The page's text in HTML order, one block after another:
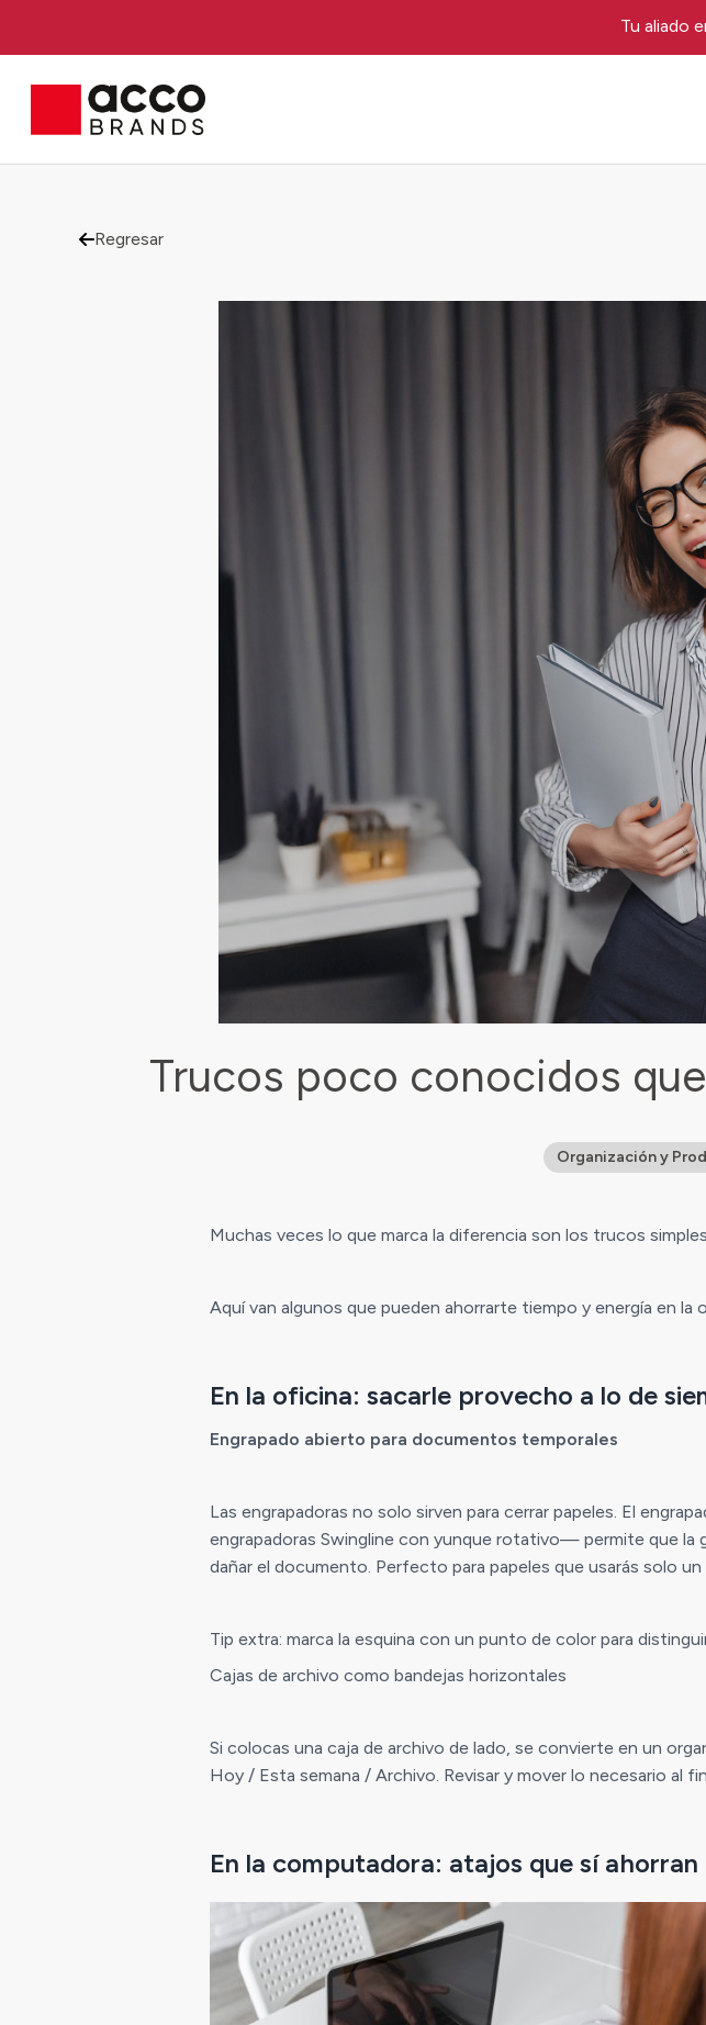
Tu aliado
Regresar
Trucos poco conocidos
Organización y
Muchas veces lo que marca la diferencia son los trucos
Aquí van algunos que pueden ahorrarte tiempo y energía en la
En la oficina: sacarle provecho a lo de
Engrapado abierto para documentos temporales
Las engrapadoras no solo sirven para cerrar papeles. El
engrapadoras Swingline con yunque rotativo— permite que la
dañar el documento. Perfecto para papeles que usarás solo un
Tip extra: marca la esquina con un punto de color para
Cajas de archivo como bandejas horizontales
Si colocas una caja de archivo de lado, se convierte en un
Hoy / Esta semana / Archivo. Revisar y mover lo necesario al
En la computadora: atajos que sí